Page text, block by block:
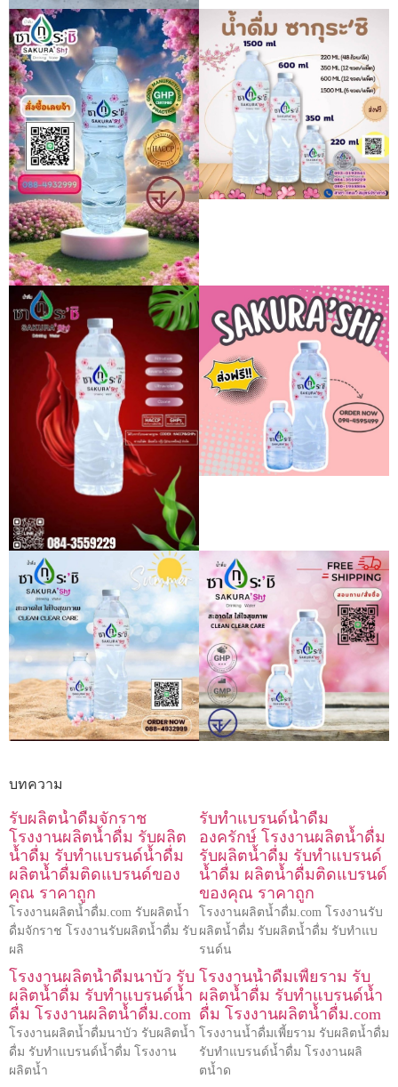
บทความ
รับผลิตน้ำดื่มจักราช
โรงงานผลิตน้ำดื่ม รับผลิต
น้ำดื่ม รับทำแบรนด์น้ำดื่ม
ผลิตน้ำดื่มติดแบรนด์ของ
คุณ ราคาถูก
โรงงานผลิตน้ำดื่ม.com รับผลิตน้ำ
ดื่มจักราช โรงงานรับผลิตน้ำดื่ม รับ
ผลิ
รับทำแบรนด์น้ำดื่ม
องครักษ์ โรงงานผลิตน้ำดื่ม
รับผลิตน้ำดื่ม รับทำแบรนด์
น้ำดื่ม ผลิตน้ำดื่มติดแบรนด์
ของคุณ ราคาถูก
โรงงานผลิตน้ำดื่ม.com โรงงานรับ
ผลิตน้ำดื่ม รับผลิตน้ำดื่ม รับทำแบ
รนด์น
โรงงานผลิตน้ำดื่มนาบัว รับ
ผลิตน้ำดื่ม รับทำแบรนด์น้ำ
ดื่ม โรงงานผลิตน้ำดื่ม.com
โรงงานผลิตน้ำดื่มนาบัว รับผลิตน้ำ
ดื่ม รับทำแบรนด์น้ำดื่ม โรงงาน
ผลิตน้ำ
โรงงานน้ำดื่มเพี้ยราม รับ
ผลิตน้ำดื่ม รับทำแบรนด์น้ำ
ดื่ม โรงงานผลิตน้ำดื่ม.com
โรงงานน้ำดื่มเพี้ยราม รับผลิตน้ำดื่ม
รับทำแบรนด์น้ำดื่ม โรงงานผลิ
ตน้ำด